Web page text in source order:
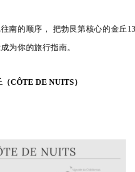
南的顺序， 把勃艮第核心的金丘
为你的旅行指南。
（CÔTE DE NUITS）